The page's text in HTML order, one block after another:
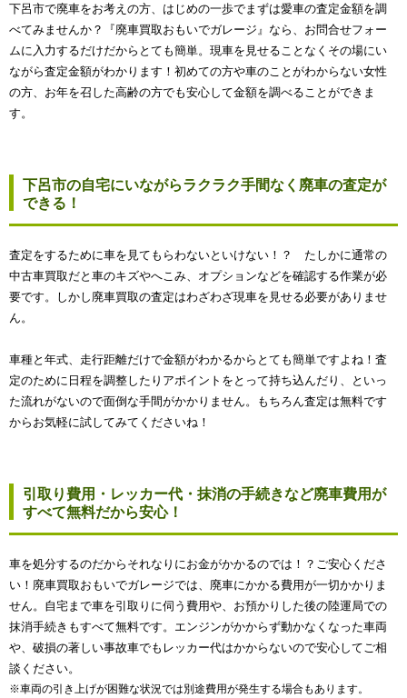
下呂市で廃車をお考えの方、はじめの一歩でまずは愛車の査定金額を調
べてみませんか？『廃車買取おもいでガレージ』なら、お問合せフォー
ムに入力するだけだからとても簡単。現車を見せることなくその場にい
ながら査定金額がわかります！初めての方や車のことがわからない女性
の方、お年を召した高齢の方でも安心して金額を調べることができま
す。
下呂市の自宅にいながらラクラク手間なく廃車の査定が
できる！
査定をするために車を見てもらわないといけない！？ たしかに通常の
中古車買取だと車のキズやへこみ、オプションなどを確認する作業が必
要です。しかし廃車買取の査定はわざわざ現車を見せる必要がありませ
ん。
車種と年式、走行距離だけで金額がわかるからとても簡単ですよね！査
定のために日程を調整したりアポイントをとって持ち込んだり、といっ
た流れがないので面倒な手間がかかりません。もちろん査定は無料です
からお気軽に試してみてくださいね！
引取り費用・レッカー代・抹消の手続きなど廃車費用が
すべて無料だから安心！
車を処分するのだからそれなりにお金がかかるのでは！？ご安心くださ
い！廃車買取おもいでガレージでは、廃車にかかる費用が一切かかりま
せん。自宅まで車を引取りに伺う費用や、お預かりした後の陸運局での
抹消手続きもすべて無料です。エンジンがかからず動かなくなった車両
や、破損の著しい事故車でもレッカー代はかからないので安心してご相
談ください。
※車両の引き上げが困難な状況では別途費用が発生する場合もあります。